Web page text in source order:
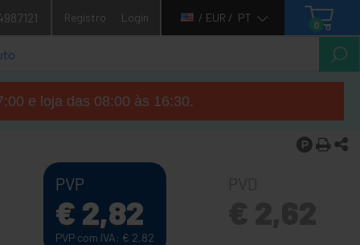
Registro Login / EUR / PT
0
e loja das 08:00 às 16:30.
PVP
€ 2,82
PVP com IVA: € 2,82